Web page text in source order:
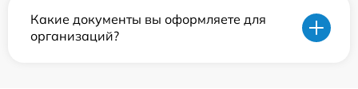
Какие документы вы оформляете для
организаций?